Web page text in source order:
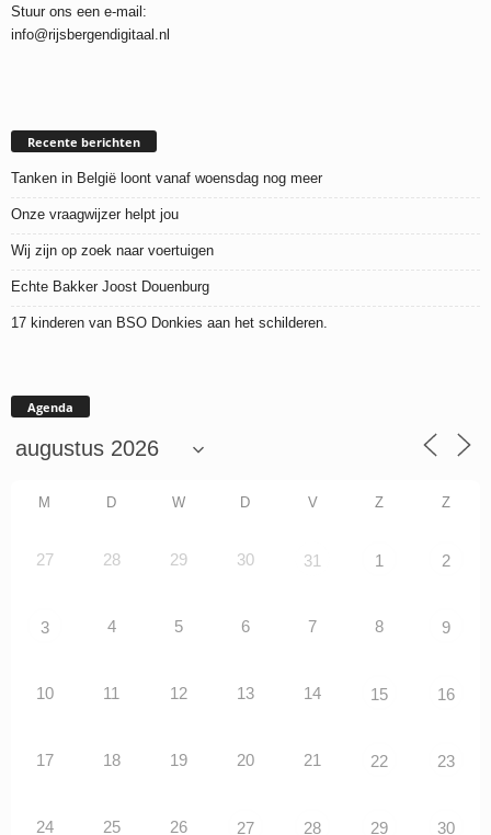
Stuur ons een e-mail:
info@rijsbergendigitaal.nl
Recente berichten
Tanken in België loont vanaf woensdag nog meer
Onze vraagwijzer helpt jou
Wij zijn op zoek naar voertuigen
Echte Bakker Joost Douenburg
17 kinderen van BSO Donkies aan het schilderen.
Agenda
M D W D V Z Z
27 28 29 30 31 1 2
3 4 5 6 7 8 9
10 11 12 13 14 15 16
17 18 19 20 21 22 23
24 25 26 27 28 29 30